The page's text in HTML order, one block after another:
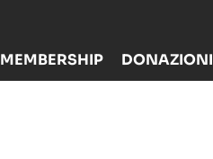
MEMBERSHIP DONAZIONI